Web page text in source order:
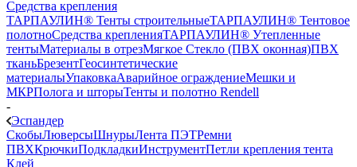
Средства крепления
ТАРПАУЛИН® Тенты строительныеТАРПАУЛИН® Тентовое
полотноСредства крепленияТАРПАУЛИН® Утепленные
тентыМатериалы в отрезМягкое Стекло (ПВХ оконная)ПВХ
тканьБрезентГеосинтетические
материалыУпаковкаАварийное ограждениеМешки и
МКРПолога и шторыТенты и полотно Rendell
-
Эспандер
СкобыЛюверсыШнурыЛента ПЭТРемни
ПВХКрючкиПодкладкиИнструментПетли крепления тента
Клей